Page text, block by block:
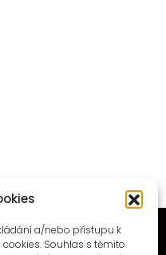
a/nebo přístupu k
Souhlas s těmito